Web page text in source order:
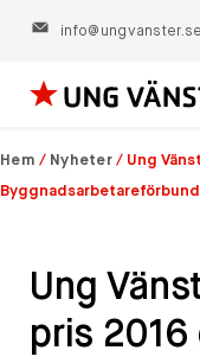
info@ungvanster.se
Hoppa
till
innehåll
Hem / Nyheter / Ung
Ung
pris 2016